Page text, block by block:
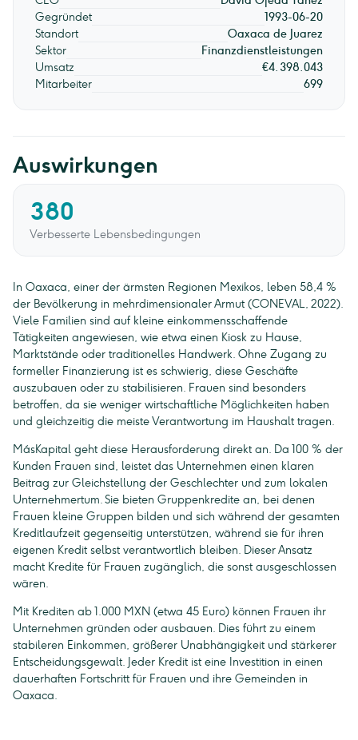
Gegründet
1993-06-20
Standort
Oaxaca de Juarez
Sektor
Finanzdienstleistungen
Umsatz
€4.398.043
Mitarbeiter
699
Auswirkungen
380
Verbesserte Lebensbedingungen
In Oaxaca, einer der ärmsten Regionen Mexikos, leben 58,4 %
der Bevölkerung in mehrdimensionaler Armut (CONEVAL, 2022).
Viele Familien sind auf kleine einkommensschaffende
Tätigkeiten angewiesen, wie etwa einen Kiosk zu Hause,
Marktstände oder traditionelles Handwerk. Ohne Zugang zu
formeller Finanzierung ist es schwierig, diese Geschäfte
auszubauen oder zu stabilisieren. Frauen sind besonders
betroffen, da sie weniger wirtschaftliche Möglichkeiten haben
und gleichzeitig die meiste Verantwortung im Haushalt tragen.
MásKapital geht diese Herausforderung direkt an. Da 100 % der
Kunden Frauen sind, leistet das Unternehmen einen klaren
Beitrag zur Gleichstellung der Geschlechter und zum lokalen
Unternehmertum. Sie bieten Gruppenkredite an, bei denen
Frauen kleine Gruppen bilden und sich während der gesamten
Kreditlaufzeit gegenseitig unterstützen, während sie für ihren
eigenen Kredit selbst verantwortlich bleiben. Dieser Ansatz
macht Kredite für Frauen zugänglich, die sonst ausgeschlossen
wären.
Mit Krediten ab 1.000 MXN (etwa 45 Euro) können Frauen ihr
Unternehmen gründen oder ausbauen. Dies führt zu einem
stabileren Einkommen, größerer Unabhängigkeit und stärkerer
Entscheidungsgewalt. Jeder Kredit ist eine Investition in einen
dauerhaften Fortschritt für Frauen und ihre Gemeinden in
Oaxaca.